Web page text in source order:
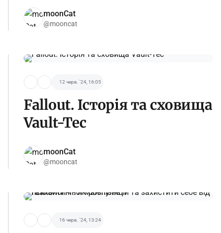
moonCat
@mooncat
12 черв. '24, 16:05
Fallout. Історія та сховища
Vault-Tec
moonCat
@mooncat
16 черв. '24, 13:24